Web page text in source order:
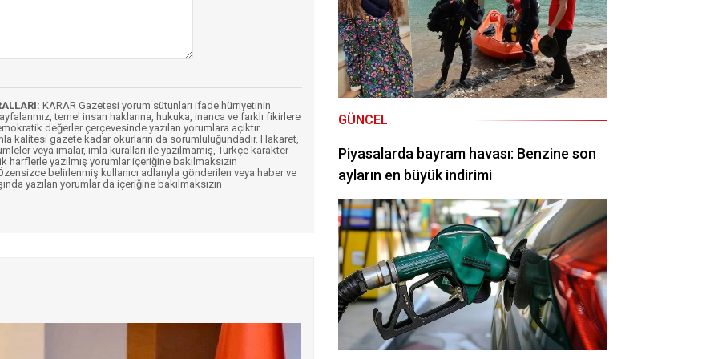
KARAR Gazetesi yorum sütunları ifade hürriyetinin
temel insan haklarına, hukuka, inanca ve farklı fikirlere
değerler çerçevesinde yazılan yorumlara açıktır.
kalitesi gazete kadar okurların da sorumluluğundadır. Hakaret,
veya imalar, imla kuralları ile yazılmamış, Türkçe karakter
harflerle yazılmış yorumlar içeriğine bakılmaksızın
belirlenmiş kullanıcı adlarıyla gönderilen veya haber ve
yazılan yorumlar da içeriğine bakılmaksızın
GÜNCEL
Piyasalarda bayram havası: Benzine son
ayların en büyük indirimi